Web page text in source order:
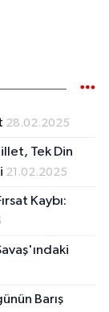
28.02.2025
Tek Din
21.02.2025
Kaybı:
Barış